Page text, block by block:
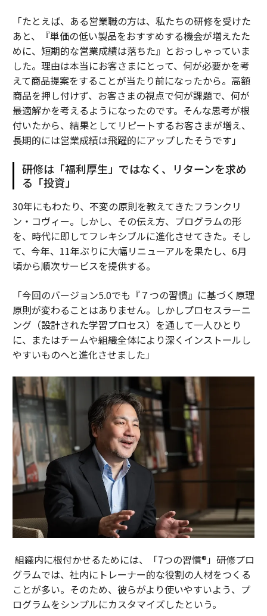
「たとえば、ある営業職の方は、私たちの研修を受けた
あと、『単価の低い製品をおすすめする機会が増えたた
めに、短期的な営業成績は落ちた』とおっしゃっていま
した。理由は本当にお客さまにとって、何が必要かを考
えて商品提案をすることが当たり前になったから。高額
商品を押し付けず、お客さまの視点で何が課題で、何が
最適解かを考えるようになったのです。そんな思考が根
付いたから、結果としてリピートするお客さまが増え、
長期的には営業成績は飛躍的にアップしたそうです」
研修は「福利厚生」ではなく、リターンを求め
る「投資」
30年にもわたり、不変の原則を教えてきたフランクリ
ン・コヴィー。しかし、その伝え方、プログラムの形
を、時代に即してフレキシブルに進化させてきた。そし
て、今年、11年ぶりに大幅リニューアルを果たし、6月
頃から順次サービスを提供する。
「今回のバージョン5.0でも『７つの習慣』に基づく原理
原則が変わることはありません。しかしプロセスラーニ
ング（設計された学習プロセス）を通して一人ひとり
に、またはチームや組織全体により深くインストールし
やすいものへと進化させました」
組織内に根付かせるためには、「7つの習慣®」研修プロ
グラムでは、社内にトレーナー的な役割の人材をつくる
ことが多い。そのため、彼らがより使いやすいよう、プ
ログラムをシンプルにカスタマイズしたという。